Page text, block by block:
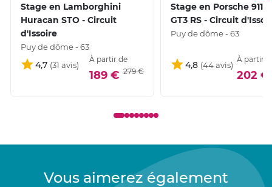
Stage en Lamborghini
Huracan STO - Circuit
d'Issoire
Puy de dôme - 63
4,7
À partir de
189 € 279 €
Stage en Porsche 911
GT3 RS - Circuit
Puy de dôme - 63
4,8
À partir
202 €
Vous aimerez également